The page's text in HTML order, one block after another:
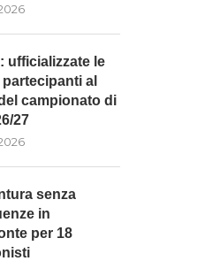
BERNINI IN VISITA
ufficializzate le
al
campionato di
27
senza
in
per 18